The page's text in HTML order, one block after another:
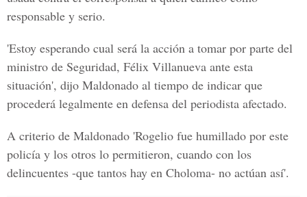
responsable y serio.
'Estoy esperando cual será la acción a tomar por parte del
ministro de Seguridad, Félix Villanueva ante esta
situación', dijo Maldonado al tiempo de indicar que
procederá legalmente en defensa del periodista afectado.
A criterio de Maldonado 'Rogelio fue humillado por este
policía y los otros lo permitieron, cuando con los
delincuentes -que tantos hay en Choloma- no actúan así'.